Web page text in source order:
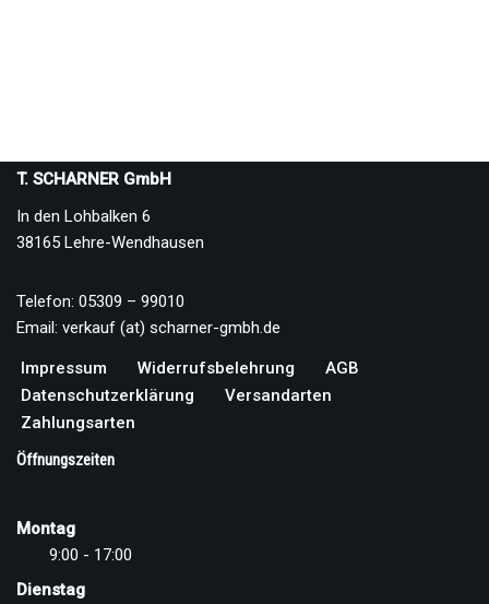
T. SCHARNER GmbH
In den Lohbalken 6
38165 Lehre-Wendhausen
Telefon: 05309 – 99010
Email: verkauf (at) scharner-gmbh.de
Impressum Widerrufsbelehrung
AGB
Datenschutzerklärung
Versandarten
Zahlungsarten
Öffnungszeiten
Montag
9:00 - 17:00
Dienstag